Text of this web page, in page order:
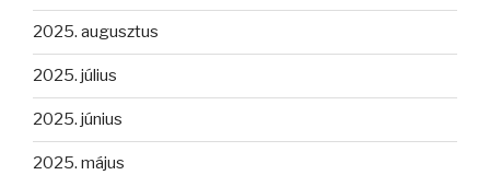
2025. augusztus
2025. július
2025. június
2025. május